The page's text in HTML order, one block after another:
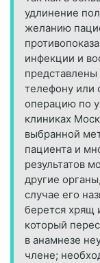
удлинение
желанию
инфекции и
телефону или
операцию по
клиниках
выбранной
пациента и
результатов
другие
случае его
берется хрящ
который
в анамнезе
члене;